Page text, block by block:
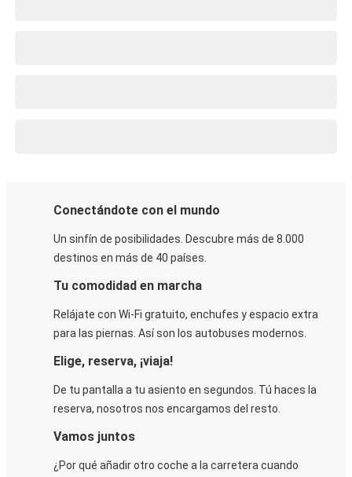
Conectándote con el mundo
Un sinfín de posibilidades. Descubre más de 8.000
destinos en más de 40 países.
Tu comodidad en marcha
Relájate con Wi-Fi gratuito, enchufes y espacio extra
para las piernas. Así son los autobuses modernos.
Elige, reserva, ¡viaja!
De tu pantalla a tu asiento en segundos. Tú haces la
reserva, nosotros nos encargamos del resto.
Vamos juntos
¿Por qué añadir otro coche a la carretera cuando